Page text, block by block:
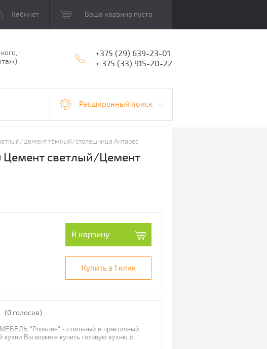
Кабинет Ваша корзина пуста
+375 (29) 639-23-01
+ 375 (33) 915-20-22
Расширенный поиск
Цемент тёмный/столешница Антарес
Цемент светлый/Цемент
В корзину
Купить в 1 клик
(0 голосов)
МЕБЕЛЬ "Розалия" - стильный и практичный
кухни Вы можете купить готовую кухню с